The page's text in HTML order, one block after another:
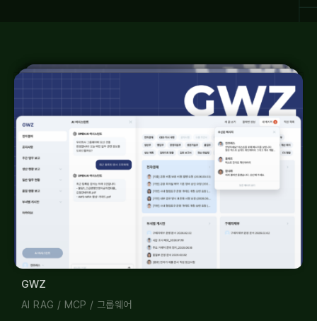
GWZ
AI RAG / MCP / 그룹웨어